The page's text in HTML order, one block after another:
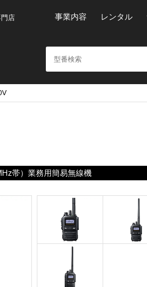
店 事業内容 レンタル
帯）業務用簡易無線機